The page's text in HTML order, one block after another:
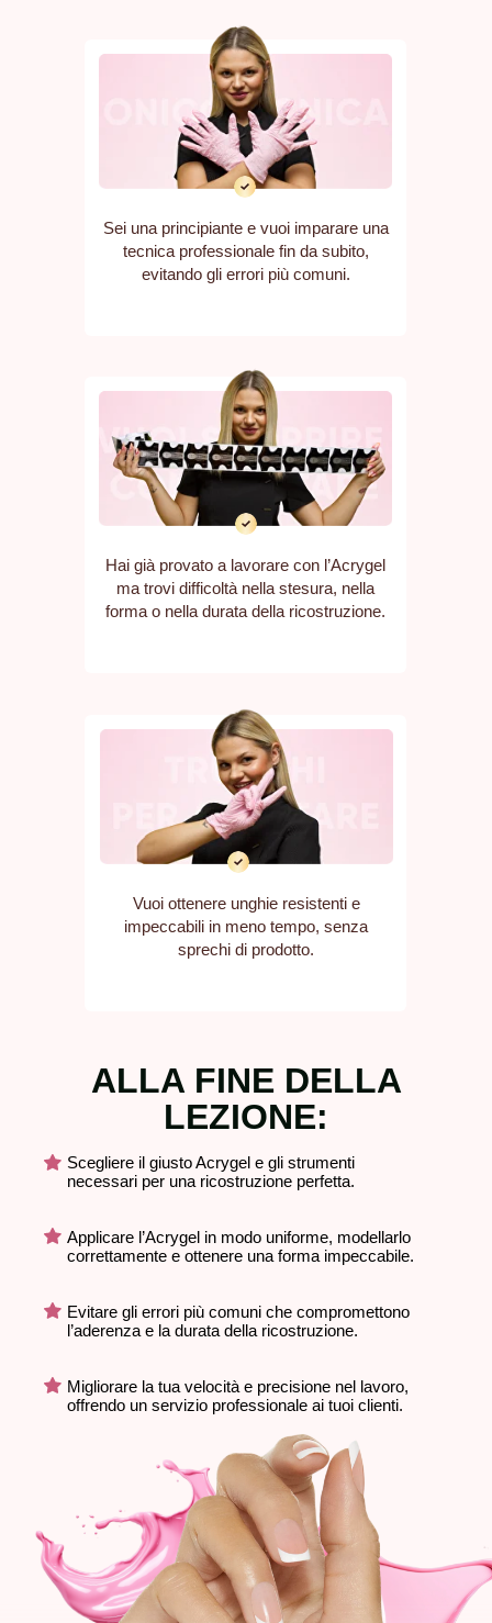
ALLA FINE DELLA
LEZIONE:
Vuoi ottenere unghie resistenti e
impeccabili in meno tempo, senza
sprechi di prodotto.
Sei una principiante e vuoi imparare una
tecnica professionale fin da subito,
evitando gli errori più comuni.
Hai già provato a lavorare con l’Acrygel
ma trovi difficoltà nella stesura, nella
forma o nella durata della ricostruzione.
Scegliere il giusto Acrygel e gli strumenti
necessari per una ricostruzione perfetta.
Applicare l’Acrygel in modo uniforme, modellarlo
correttamente e ottenere una forma impeccabile.
Evitare gli errori più comuni che compromettono
l’aderenza e la durata della ricostruzione.
Migliorare la tua velocità e precisione nel lavoro,
offrendo un servizio professionale ai tuoi clienti.